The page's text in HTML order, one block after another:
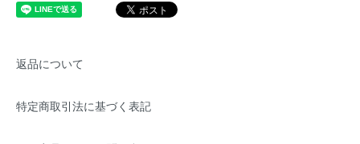
返品について
特定商取引法に基づく表記